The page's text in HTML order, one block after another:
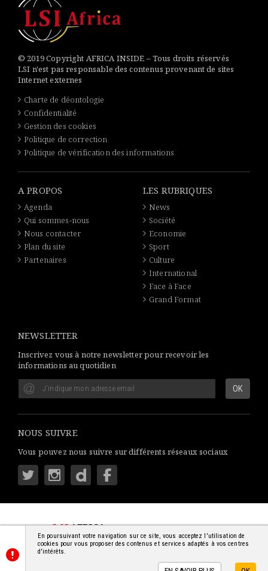
© 2019 Copyright AFRICA INSIDE – Tous droits réservés
LSI n'est pas responsable des contenus provenant de sites
Internet externes
Charte de déontologie
Confidentialité
Gestion des cookies
Politique de correction
Politique de vérification des informations
A PROPOS
Agenda
Qui sommes-nous
Nous contacter
Plan du site
Partenaires
LES RUBRIQUES
News
Société
Economie
Sport
Culture
International
Face à Face
Grand Format
NEWSLETTER
Inscrivez vous à notre newsletter pour recevoir les
informations au quotidien
NOUS SUIVRE
Vous pouvez nous suivre sur différents réseaux sociaux
LSIAFRICA: S'INFORMER SIMPLEMENT
© 2018-2026 - TOUS DROITS RÉSERVÉS
En poursuivant votre navigation sur ce site, vous acceptez l'utilisation de
cookies pour vous proposer des contenus et services adaptés à vos centres
d'intérêts.